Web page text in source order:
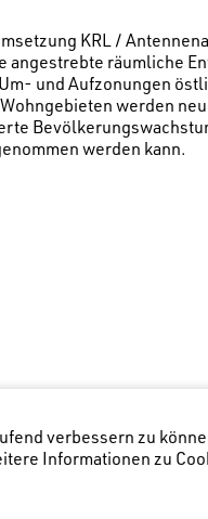
KRL /
angestrebte räumliche
und Aufzonungen
werden
werden kann.
verbessern zu
Informationen zu